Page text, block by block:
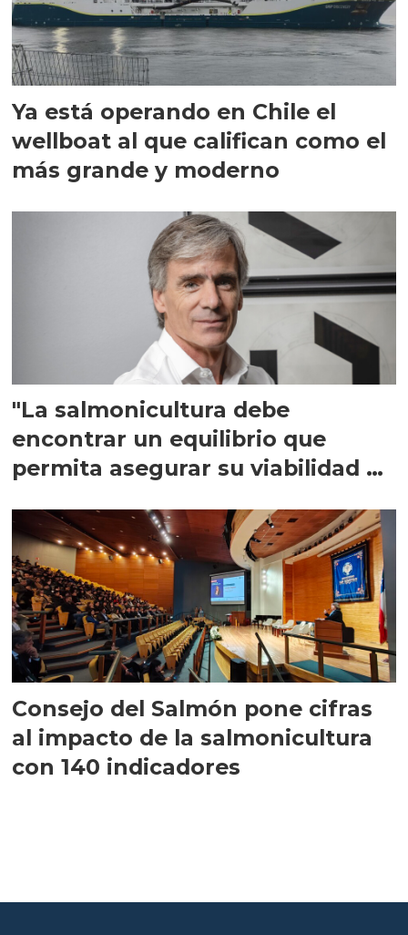
Ya está operando en Chile el
wellboat al que califican como el
más grande y moderno
"La salmonicultura debe
encontrar un equilibrio que
permita asegurar su viabilidad de
Consejo del Salmón pone cifras
al impacto de la salmonicultura
con 140 indicadores